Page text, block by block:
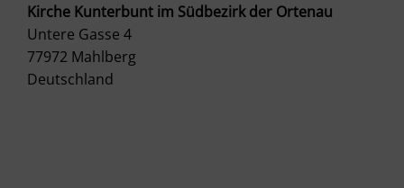
Kirche Kunterbunt im Südbezirk der Ortenau
Untere Gasse 4
77972 Mahlberg
Deutschland